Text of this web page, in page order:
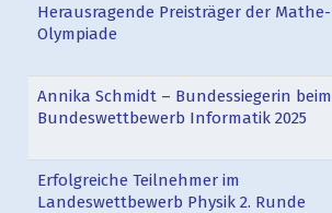
Herausragende Preisträger der Mathe-
Olympiade
Annika Schmidt – Bundessiegerin beim
Bundeswettbewerb Informatik 2025
Erfolgreiche Teilnehmer im
Landeswettbewerb Physik 2. Runde